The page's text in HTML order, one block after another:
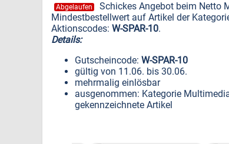
Abgelaufen
Schickes Angebot beim Netto
Mindestbestellwert auf Artikel der
Aktionscodes: W-SPAR-10.
Details:
Gutscheincode: W-SPAR-10
gültig von 11.06. bis 30.06.
mehrmalig einlösbar
ausgenommen: Kategorie
gekennzeichnete Artikel